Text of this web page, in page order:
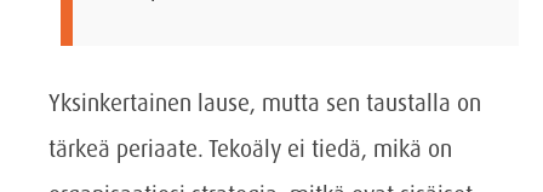
Yksinkertainen lause, mutta sen taustalla on
tärkeä periaate. Tekoäly ei tiedä, mikä on